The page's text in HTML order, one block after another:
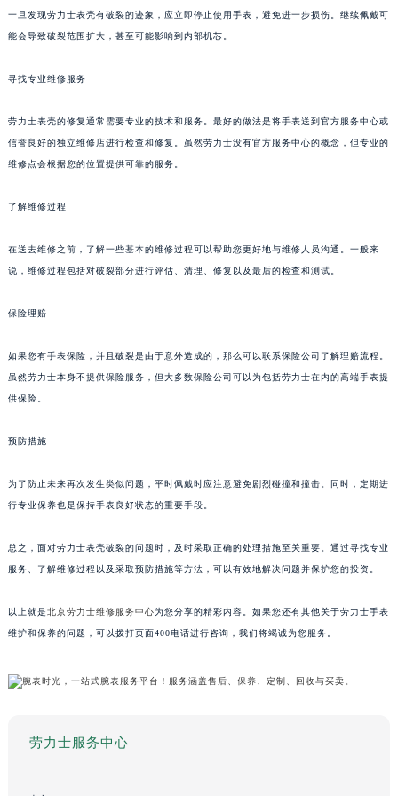
一旦发现劳力士表壳有破裂的迹象，应立即停止使用手表，避免进一步损伤。继续佩戴可
能会导致破裂范围扩大，甚至可能影响到内部机芯。
寻找专业维修服务
劳力士表壳的修复通常需要专业的技术和服务。最好的做法是将手表送到官方服务中心或
信誉良好的独立维修店进行检查和修复。虽然劳力士没有官方服务中心的概念，但专业的
维修点会根据您的位置提供可靠的服务。
了解维修过程
在送去维修之前，了解一些基本的维修过程可以帮助您更好地与维修人员沟通。一般来
说，维修过程包括对破裂部分进行评估、清理、修复以及最后的检查和测试。
保险理赔
如果您有手表保险，并且破裂是由于意外造成的，那么可以联系保险公司了解理赔流程。
虽然劳力士本身不提供保险服务，但大多数保险公司可以为包括劳力士在内的高端手表提
供保险。
预防措施
为了防止未来再次发生类似问题，平时佩戴时应注意避免剧烈碰撞和撞击。同时，定期进
行专业保养也是保持手表良好状态的重要手段。
总之，面对劳力士表壳破裂的问题时，及时采取正确的处理措施至关重要。通过寻找专业
服务、了解维修过程以及采取预防措施等方法，可以有效地解决问题并保护您的投资。
以上就是北京劳力士维修服务中心为您分享的精彩内容。如果您还有其他关于劳力士手表
维护和保养的问题，可以拨打页面400电话进行咨询，我们将竭诚为您服务。
劳力士服务中心